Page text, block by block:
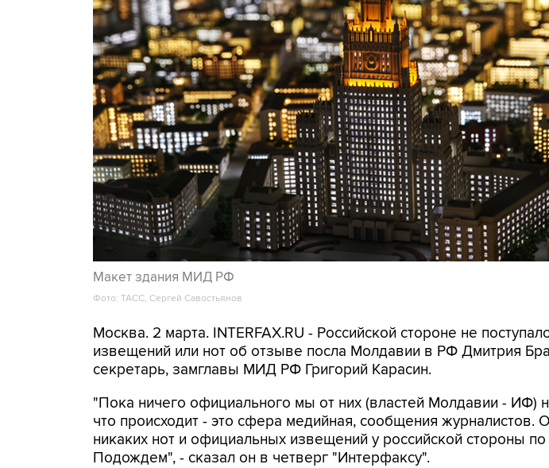
Макет здания МИД РФ
Фото: ТАСС, Сергей Савостьянов
Москва. 2 марта. INTERFAX.RU - Российской стороне не
извещений или нот об отзыве посла Молдавии в РФ Дмитрия
секретарь, замглавы МИД РФ Григорий Карасин.
"Пока ничего официального мы от них (властей Молдавии - ИФ)
что происходит - это сфера медийная, сообщения журналистов.
никаких нот и официальных извещений у российской стороны по
Подождем", - сказал он в четверг "Интерфаксу".